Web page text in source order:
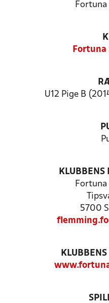
Fortuna
Fortuna
U12 Pige B
KLUBBENS
Fortuna
5700